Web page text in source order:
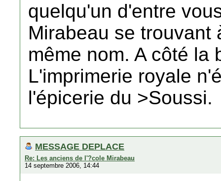
quelqu'un d'entre
Mirabeau se trouvant
même nom. A côté la
L'imprimerie royale
l'épicerie du >Soussi.
MESSAGE DEPLACE
Re: Les anciens de l'?cole Mirabeau
14 septembre 2006, 14:44